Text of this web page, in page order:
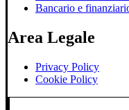
Bancario e
Area Legale
Privacy Policy
Cookie Policy